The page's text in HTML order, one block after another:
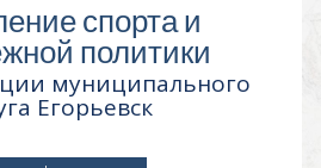
спорта и
политики
муниципального
Егорьевск